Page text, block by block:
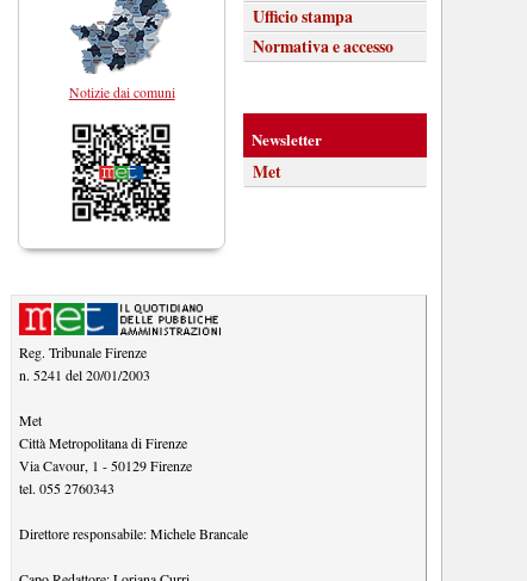
Notizie dai comuni
Ufficio stampa
Normativa e accesso
Newsletter
Met
Reg. Tribunale Firenze
n. 5241 del 20/01/2003
Met
Città Metropolitana di Firenze
Via Cavour, 1 - 50129 Firenze
tel. 055 2760343
Direttore responsabile:Michele Brancale